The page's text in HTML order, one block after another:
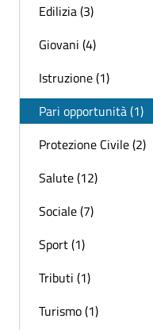
Edilizia (3)
Giovani (4)
Istruzione (1)
Pari opportunità (1)
Protezione Civile (2)
Salute (12)
Sociale (7)
Sport (1)
Tributi (1)
Turismo (1)